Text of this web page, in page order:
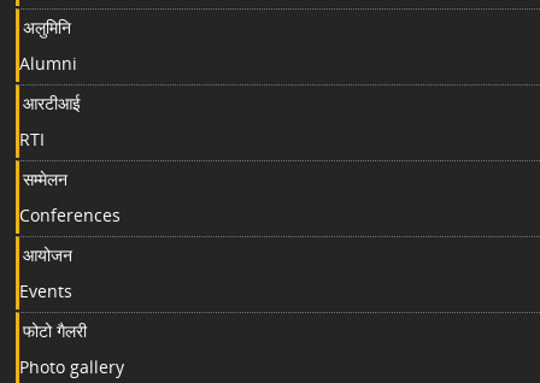
अलुमिनि
Alumni
आरटीआई
RTI
सम्मेलन
Conferences
आयोजन
Events
फोटो गैलरी
Photo gallery